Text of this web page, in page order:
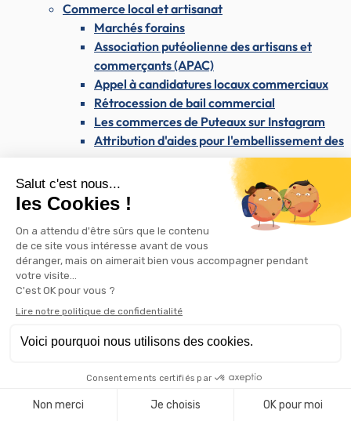
Commerce local et artisanat
Marchés forains
Association putéolienne des artisans et
commerçants (APAC)
Appel à candidatures locaux commerciaux
Rétrocession de bail commercial
Les commerces de Puteaux sur Instagram
Attribution d'aides pour l'embellissement des
Enseignes et publicité
Westfield Les 4 Temps & le CNIT
Santé & Solidarité
Santé & Solidarité
Santé et soins médicaux
Centre médical Dolto
Santé publique
AVC : reconnaître les signes et agir vite
Santé mentale : une priorité nationale
et locale